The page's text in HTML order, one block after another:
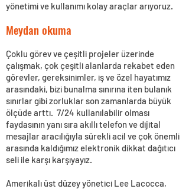
yönetimi ve kullanımı kolay araçlar arıyoruz.
Meydan okuma
Çoklu görev ve çeşitli projeler üzerinde
çalışmak, çok çeşitli alanlarda rekabet eden
görevler, gereksinimler, iş ve özel hayatımız
arasındaki, bizi bunalma sınırına iten bulanık
sınırlar gibi zorluklar son zamanlarda büyük
ölçüde arttı. 7/24 kullanılabilir olması
faydasının yanı sıra akıllı telefon ve dijital
mesajlar aracılığıyla sürekli acil ve çok önemli
arasında kaldığımız elektronik dikkat dağıtıcı
seli ile karşı karşıyayız.
Amerikalı üst düzey yönetici Lee Lacocca,